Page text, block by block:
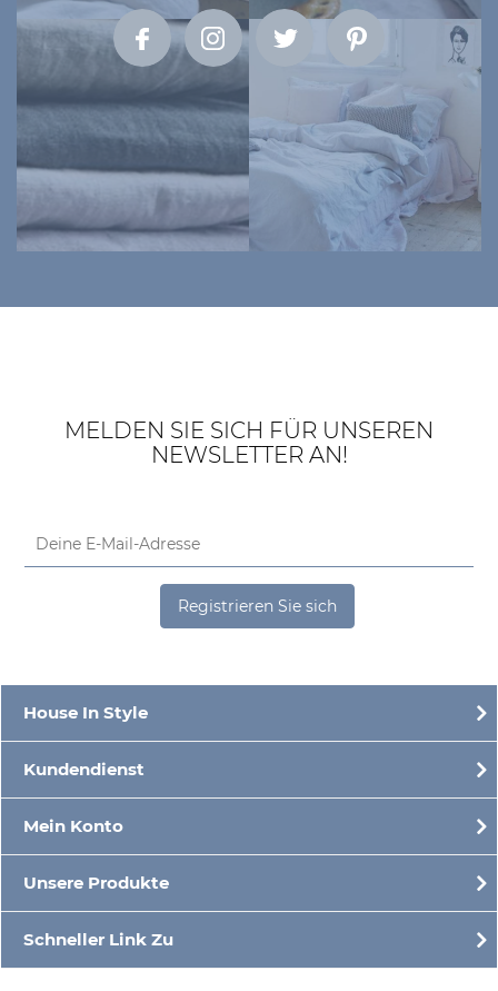
MELDEN SIE SICH FÜR UNSEREN
NEWSLETTER AN!
Registrieren Sie sich
House In Style
Kundendienst
Mein Konto
Unsere Produkte
Schneller Link Zu